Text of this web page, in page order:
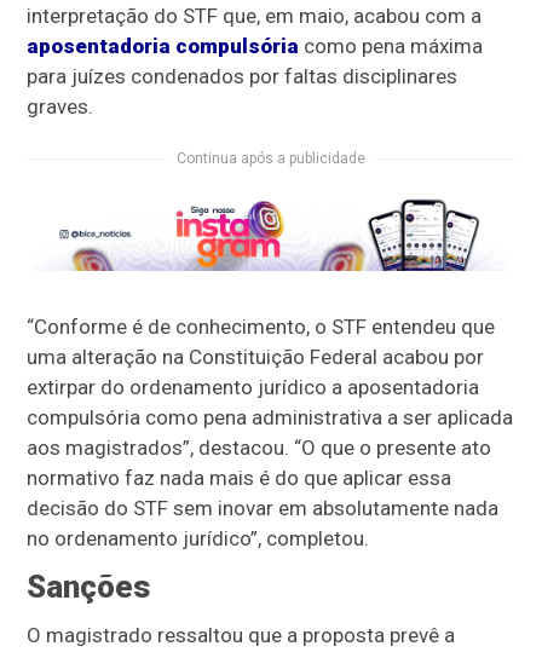
interpretação do STF que, em maio, acabou com a
aposentadoria compulsória como pena máxima
para juízes condenados por faltas disciplinares
graves.
Continua após a publicidade
“Conforme é de conhecimento, o STF entendeu que
uma alteração na Constituição Federal acabou por
extirpar do ordenamento jurídico a aposentadoria
compulsória como pena administrativa a ser aplicada
aos magistrados”, destacou. “O que o presente ato
normativo faz nada mais é do que aplicar essa
decisão do STF sem inovar em absolutamente nada
no ordenamento jurídico”, completou.
Sanções
O magistrado ressaltou que a proposta prevê a